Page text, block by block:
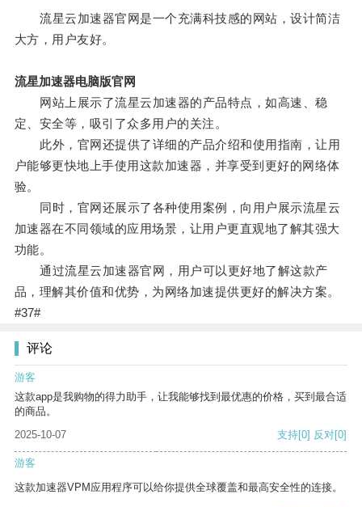
流星云加速器官网是一个充满科技感的网站，设计简洁
大方，用户友好。
流星加速器电脑版官网
网站上展示了流星云加速器的产品特点，如高速、稳
定、安全等，吸引了众多用户的关注。
此外，官网还提供了详细的产品介绍和使用指南，让用
户能够更快地上手使用这款加速器，并享受到更好的网络体
验。
同时，官网还展示了各种使用案例，向用户展示流星云
加速器在不同领域的应用场景，让用户更直观地了解其强大
功能。
通过流星云加速器官网，用户可以更好地了解这款产
品，理解其价值和优势，为网络加速提供更好的解决方案。
#37#
评论
游客
这款app是我购物的得力助手，让我能够找到最优惠的价格，买到最合适
的商品。
2025-10-07
支持[0] 反对[0]
游客
这款加速器VPM应用程序可以给你提供全球覆盖和最高安全性的连接。